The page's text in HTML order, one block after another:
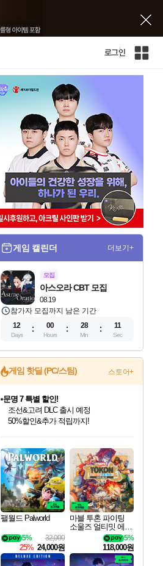
로그인
인
게임 캘린더 더보기+
모집
08.19
아스오라 CBT 모집
참가자 모집까지 남은 기간
12
Days
00
Hours
28
Min
10
Sec
게임 핫딜 (PC/스팀) 스토어+
최대 90% 할인가를 만나보세요!
네이버혜택과 함께 만나보세요!
문명 7 특별 할인!
조선&고려 DLC 출시 예정
50%할인&추가 적립까지!
이니&베니 혜택까지!
네이버 혜택가와 함께 예약하세요!
할인&네이버혜택으로 만나보세요!
네이버페이 혜택과 만나보세요!
40주년 프로모션으로 만나보세요!
네이버 포인트 혜택까지!
할인가에 만나보세요!
일부 에디션 상시 할인!
혜택으로 예약 판매 중
편안하게 충전하세요
팰월드 Palworld
32,000
5%
25% 24,000원
마블 투혼 파이팅
소울즈 얼티밋 에디
션 예약구매 MARV
EL Tokon Fighting S
ouls Ultimate Edition
Pre-Purchase
5%
118,000원